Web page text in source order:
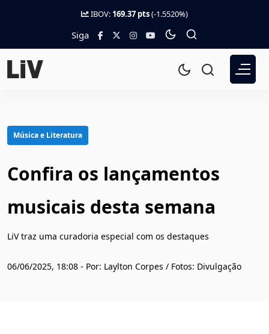
IBOV: 169.37 pts(-1.5520%)
Siga
Música e Literatura
Confira os lançamentos
musicais desta semana
LiV traz uma curadoria especial com os destaques
06/06/2025, 18:08 - Por: Laylton Corpes / Fotos: Divulgação